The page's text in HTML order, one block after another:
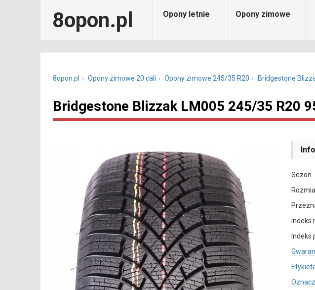
8opon.pl Opony letnie Opony zimowe
8opon.pl Opony zimowe 20 cali Opony zimowe 245/35 R20 Bridgestone
Bridgestone Blizzak LM005 245/35 R20
Sezon
Indeks
Indeks